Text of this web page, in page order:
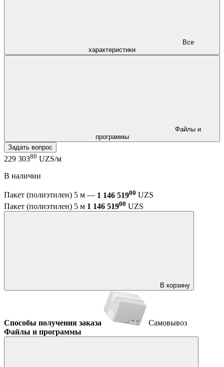
характеристики
программы
Задать вопрос
229 30380 UZS/м
В наличии
Пакет (полиэтилен) 5 м — 1 146 51900 UZS
Пакет (полиэтилен) 5 м 1 146 51900 UZS
В корзину
Способы получения заказа
Самовывоз
Файлы и программы